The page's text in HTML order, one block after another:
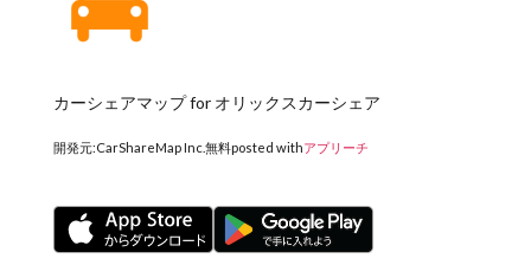
カーシェアマップ for オリックスカーシェア
開発元:CarShareMap Inc.無料posted withアプリーチ